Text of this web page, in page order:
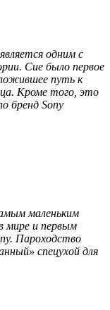
одним с
Сие было первое
путь к
Кроме того, это
бренд Sony
маленьким
мире и первым
Пароходство
спецухой для